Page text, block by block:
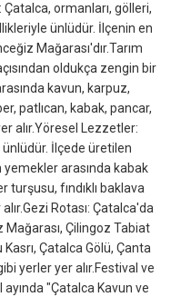
ormanları, gölleri,
ünlüdür. İlçenin en
Mağarası'dır.Tarım
oldukça zengin bir
kavun, karpuz,
patlıcan, kabak, pancar,
alır.Yöresel Lezzetler:
İlçede üretilen
arasında kabak
turşusu, fındıklı baklava
Rotası: Çatalca'da
Çilingoz Tabiat
Çatalca Gölü, Çanta
yerler yer alır.Festival ve
"Çatalca Kavun ve